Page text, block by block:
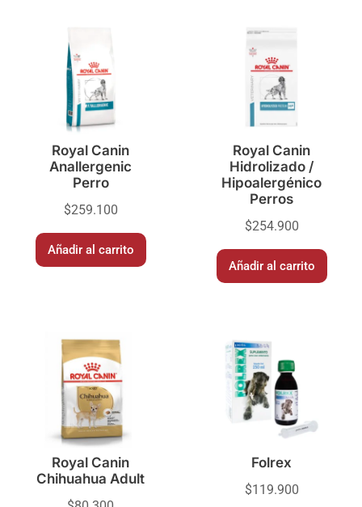
Royal Canin
Anallergenic
Perro
$259.100
Añadir al carrito
Royal Canin
Hidrolizado /
Hipoalergénico
Perros
$254.900
Añadir al carrito
Royal Canin
Chihuahua Adult
Folrex
$119.900